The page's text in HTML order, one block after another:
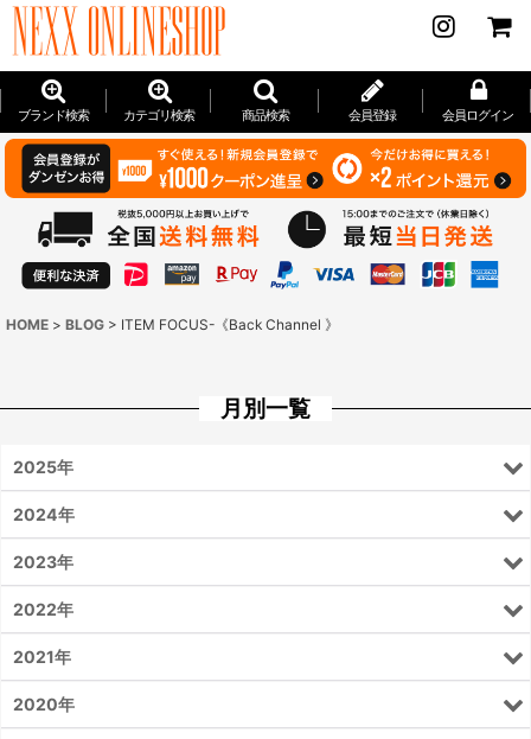
ブランド検索 カテゴリ検索 商品検索 会員登録 会員ログイン
HOME > BLOG > ITEM FOCUS-《Back Channel 》
月別一覧
2025年
2024年
2023年
2022年
2021年
2020年